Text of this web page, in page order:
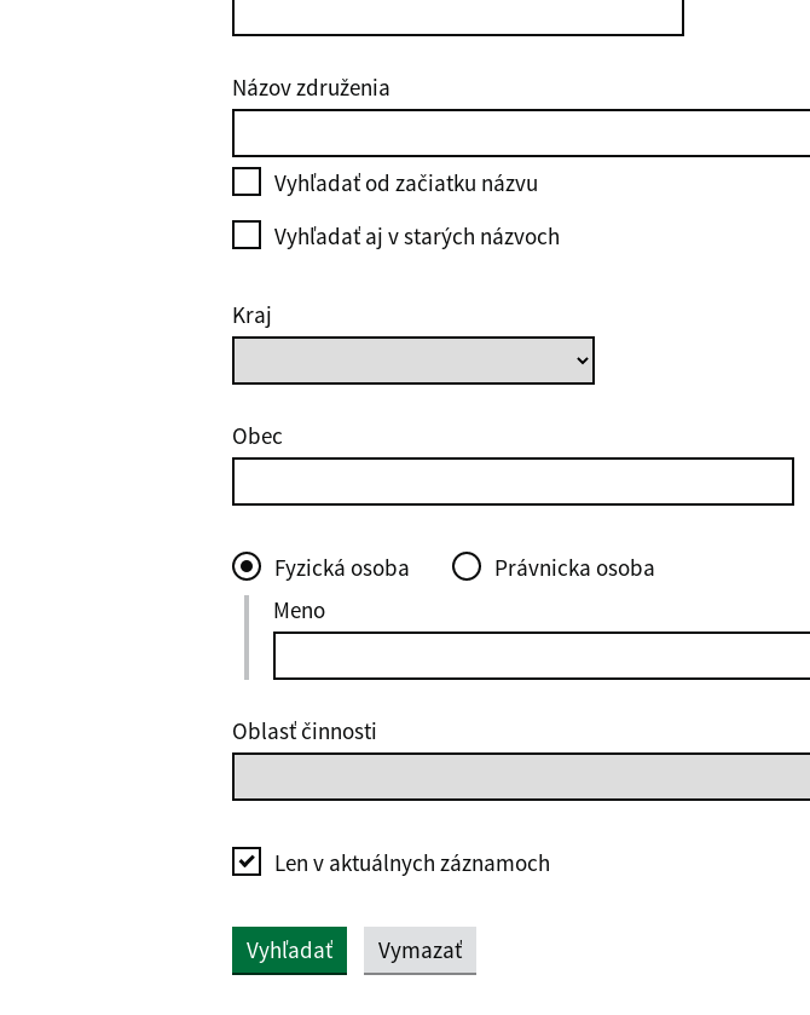
Názov združenia
Vyhľadať od začiatku názvu
Vyhľadať aj v starých názvoch
Kraj
Obec
Fyzická osoba
Právnicka osoba
Meno
Oblasť činnosti
Len v aktuálnych záznamoch
Vyhľadať Vymazať